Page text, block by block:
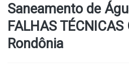
Saneamento de
FALHAS TÉCNICAS
Rondônia